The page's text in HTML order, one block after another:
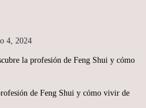
4, 2024
la profesión de Feng Shui y cómo
de Feng Shui y cómo vivir de